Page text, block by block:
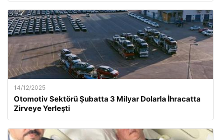
14/12/2025
Otomotiv Sektörü Şubatta 3 Milyar Dolarla İhracatta
Zirveye Yerleşti